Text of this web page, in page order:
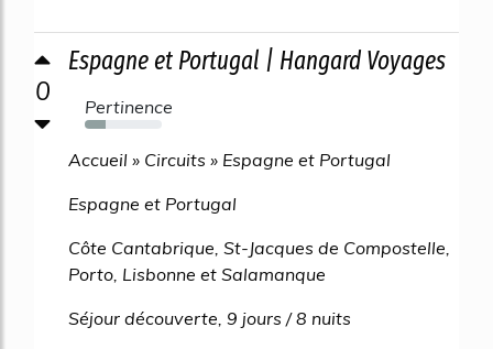
0
Espagne et Portugal | Hangard Voyages
Pertinence
27%
Accueil » Circuits » Espagne et Portugal
Espagne et Portugal
Côte Cantabrique, St-Jacques de Compostelle,
Porto, Lisbonne et Salamanque
Séjour découverte, 9 jours / 8 nuits